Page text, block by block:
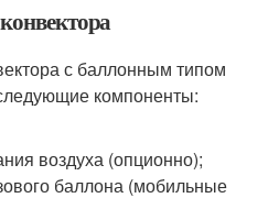
с баллонным типом
компоненты:
воздуха (опционно);
баллона (мобильные